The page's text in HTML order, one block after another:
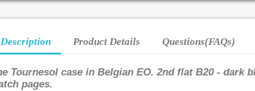
Description Product Details Questions(FAQs)
Tournesol case in Belgian EO. 2nd flat B20 - dark
pages.